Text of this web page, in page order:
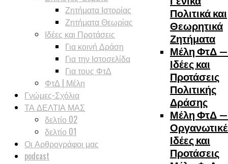
Πολιτικά και
Θεωρητικά
Ζητήματα
Μέλη ΦτΔ —
Ιδέες και
Προτάσεις
Πολιτικής
Δράσης
Μέλη ΦτΔ —
Ιδέες και
Προτάσεις
Ζητήματα Ιστορίας
Ζητήματα Θεωρίας
Ιδέες και Προτάσεις
Για κοινή Δράση
Για την Ιστοσελίδα
Για τους ΦτΔ
ΦτΔ | Μέλη
Γνώμες-Σχόλια
ΤΑ ΔΕΛΤΙΑ ΜΑΣ
δελτίο 02
δελτίο 01
Οι Αρθρογράφοι μας
podcast